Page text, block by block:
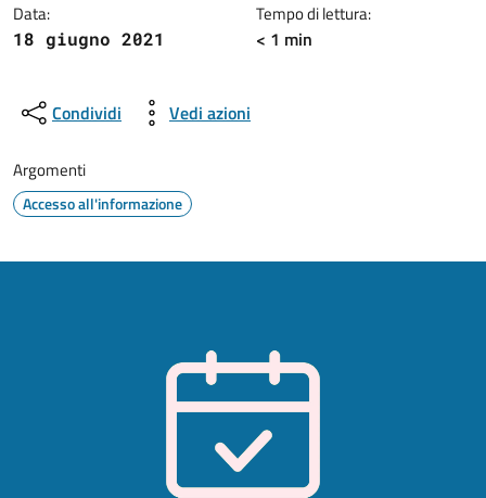
Data:
18 giugno 2021
Tempo di lettura:
< 1 min
Condividi Vedi azioni
Argomenti
Accesso all'informazione